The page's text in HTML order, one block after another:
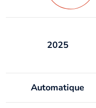
2025
Automatique